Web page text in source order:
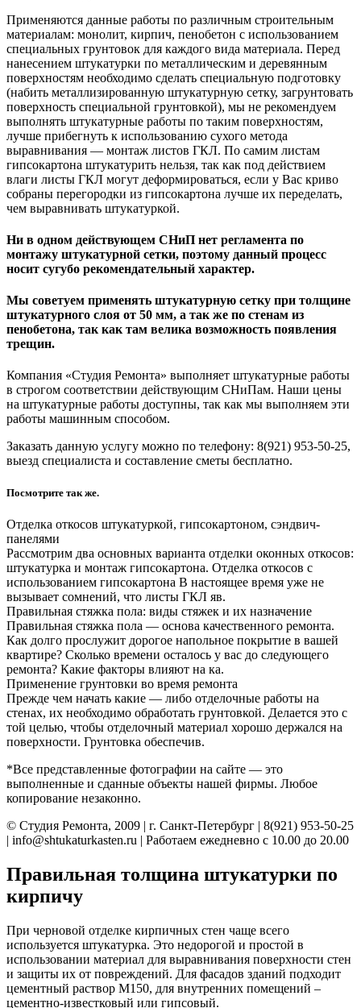
Применяются данные работы по различным строительным
материалам: монолит, кирпич, пенобетон с использованием
специальных грунтовок для каждого вида материала. Перед
нанесением штукатурки по металлическим и деревянным
поверхностям необходимо сделать специальную подготовку
(набить металлизированную штукатурную сетку, загрунтовать
поверхность специальной грунтовкой), мы не рекомендуем
выполнять штукатурные работы по таким поверхностям,
лучше прибегнуть к использованию сухого метода
выравнивания — монтаж листов ГКЛ. По самим листам
гипсокартона штукатурить нельзя, так как под действием
влаги листы ГКЛ могут деформироваться, если у Вас криво
собраны перегородки из гипсокартона лучше их переделать,
чем выравнивать штукатуркой.
Ни в одном действующем СНиП нет регламента по
монтажу штукатурной сетки, поэтому данный процесс
носит сугубо рекомендательный характер.
Мы советуем применять штукатурную сетку при толщине
штукатурного слоя от 50 мм, а так же по стенам из
пенобетона, так как там велика возможность появления
трещин.
Компания «Студия Ремонта» выполняет штукатурные работы
в строгом соответствии действующим СНиПам. Наши цены
на штукатурные работы доступны, так как мы выполняем эти
работы машинным способом.
Заказать данную услугу можно по телефону: 8(921) 953-50-25,
выезд специалиста и составление сметы бесплатно.
Посмотрите так же.
Отделка откосов штукатуркой, гипсокартоном, сэндвич-
панелями
Рассмотрим два основных варианта отделки оконных откосов:
штукатурка и монтаж гипсокартона. Отделка откосов с
использованием гипсокартона В настоящее время уже не
вызывает сомнений, что листы ГКЛ яв.
Правильная стяжка пола: виды стяжек и их назначение
Правильная стяжка пола — основа качественного ремонта.
Как долго прослужит дорогое напольное покрытие в вашей
квартире? Сколько времени осталось у вас до следующего
ремонта? Какие факторы влияют на ка.
Применение грунтовки во время ремонта
Прежде чем начать какие — либо отделочные работы на
стенах, их необходимо обработать грунтовкой. Делается это с
той целью, чтобы отделочный материал хорошо держался на
поверхности. Грунтовка обеспечив.
*Все представленные фотографии на сайте — это
выполненные и сданные объекты нашей фирмы. Любое
копирование незаконно.
© Студия Ремонта, 2009 | г. Санкт-Петербург | 8(921) 953-50-25
| info@shtukaturkasten.ru | Работаем ежедневно с 10.00 до 20.00
Правильная толщина штукатурки по
кирпичу
При черновой отделке кирпичных стен чаще всего
используется штукатурка. Это недорогой и простой в
использовании материал для выравнивания поверхности стен
и защиты их от повреждений. Для фасадов зданий подходит
цементный раствор М150, для внутренних помещений –
цементно-известковый или гипсовый.